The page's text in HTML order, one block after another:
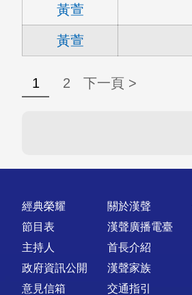
黃萱
黃萱
1 2 下一頁 >
快速連結
經典榮耀
節目表
主持人
政府資訊公開
意見信箱
關於漢聲
漢聲廣播電臺
首長介紹
漢聲家族
交通指引